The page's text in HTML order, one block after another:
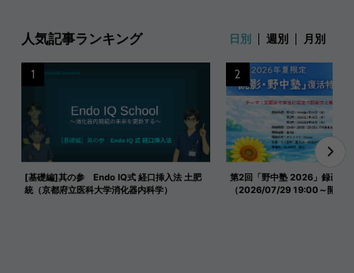
人気記事ランキング 日別 週別 月別
[基礎編]其の参 Endo IQ式 経口挿入法 土肥
統（京都府立医科大学消化器内科学）
1
第2回「野中塾 2026」録画映
（2026/07/29 19:00～開催）
2